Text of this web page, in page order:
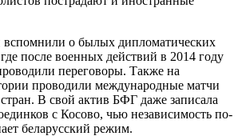
вспомнили о былых дипломатических
после военных действий в 2014 году
переговоры. Также на
проводили международные матчи
В свой актив БФГ даже записала
с Косово, чью независимость по-
беларусский режим.